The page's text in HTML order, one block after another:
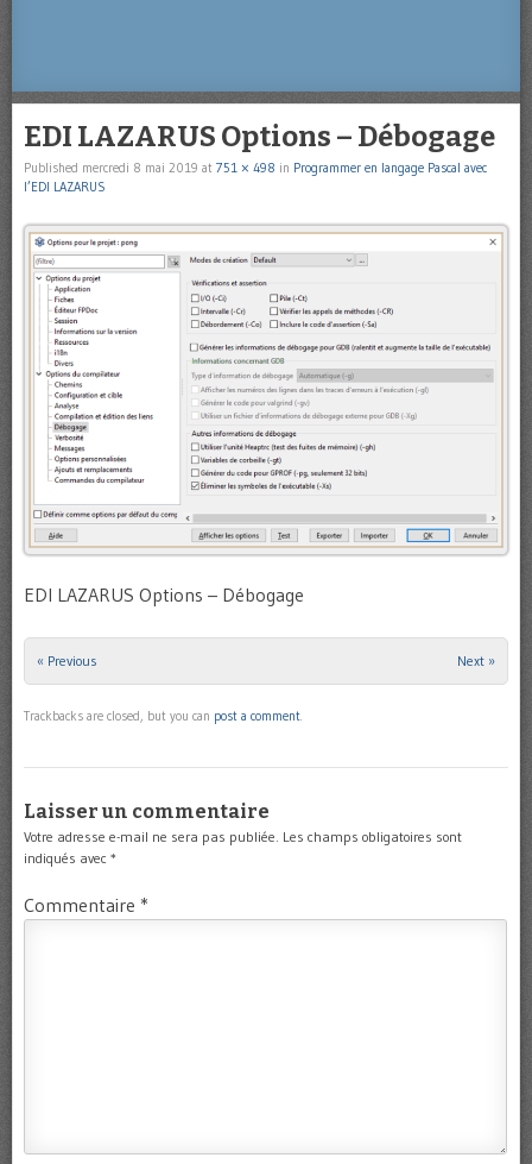
EDI LAZARUS Options – Débogage
Published mercredi 8 mai 2019 at 751 × 498 in Programmer en langage Pascal avec
l’EDI LAZARUS
EDI LAZARUS Options – Débogage
« Previous Next »
Trackbacks are closed, but you can post a comment
Laisser un commentaire
Votre adresse e-mail ne sera pas publiée. Les champs obligatoires sont
indiqués avec *
Commentaire *